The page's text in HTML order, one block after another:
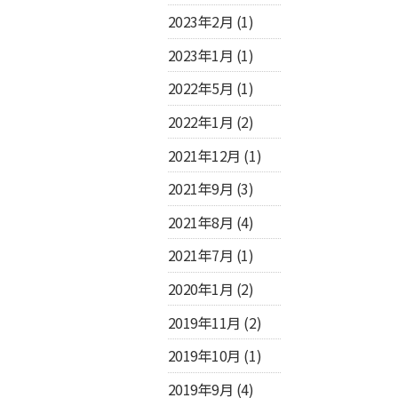
2023年2月 (1)
2023年1月 (1)
2022年5月 (1)
2022年1月 (2)
2021年12月 (1)
2021年9月 (3)
2021年8月 (4)
2021年7月 (1)
2020年1月 (2)
2019年11月 (2)
2019年10月 (1)
2019年9月 (4)